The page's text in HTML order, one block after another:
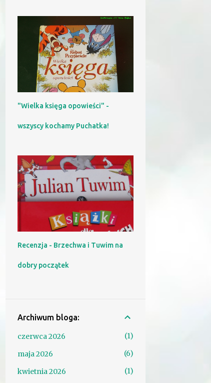
"Wielka księga opowieści" -
wszyscy kochamy Puchatka!
Recenzja - Brzechwa i Tuwim na
dobry początek
Archiwum bloga:
czerwca 2026
1
maja 2026
6
kwietnia 2026
1